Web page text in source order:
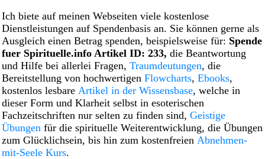
Ich biete auf meinen Webseiten viele kostenlose
Dienstleistungen auf Spendenbasis an. Sie können gerne als
Ausgleich einen Betrag spenden, beispielsweise für: Spende
fuer Spirituelle.info Artikel ID: 233, die Beantwortung
und Hilfe bei allerlei Fragen, Traumdeutungen, die
Bereitstellung von hochwertigen Flowcharts, Ebooks,
kostenlos lesbare Artikel in der Wissensbase, welche in
dieser Form und Klarheit selbst in esoterischen
Fachzeitschriften nur selten zu finden sind, Geistige
Übungen für die spirituelle Weiterentwicklung, die Übungen
zum Glücklichsein, bis hin zum kostenfreien Abnehmen-
mit-Seele Kurs.